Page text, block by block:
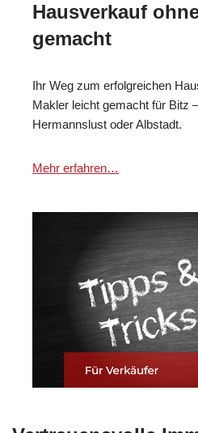
Hausverkauf
gemacht
Ihr Weg zum erfolgreichen
Makler leicht gemacht für Bitz
Hermannslust oder Albstadt.
Mehr erfahren…